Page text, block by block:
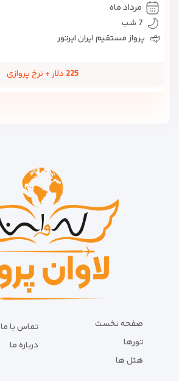
مرداد ماه
7 شب
پرواز مستقیم ایران ایرتور
225 دلار + نرخ پروازی
صفحه نخست
تورها
هتل ها
تماس با ما
درباره ما